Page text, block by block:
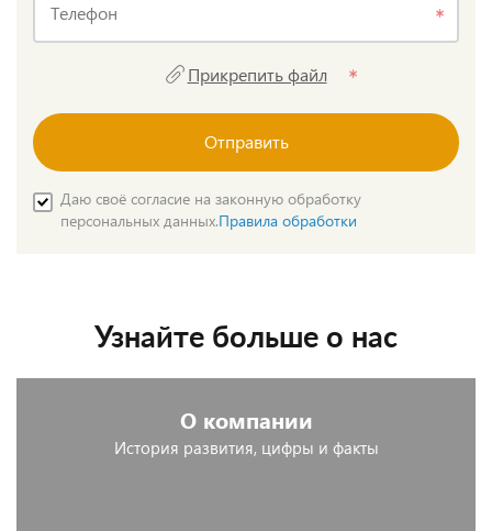
Телефон
Прикрепить файл
Отправить
Даю своё согласие на законную обработку
персональных данных.Правила обработки
Узнайте больше о нас
О компании
История развития, цифры и факты